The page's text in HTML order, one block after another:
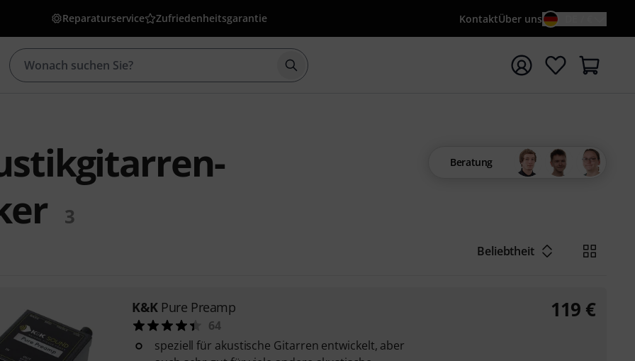
Reparaturservice Zufriedenheitsgarantie KontaktÜber uns
Suche mit Suchwort {searchTerm} starten
3
Beratung
Beliebtheit
K&K Pure Preamp
64
speziell für akustische Gitarren entwickelt, aber
119 €